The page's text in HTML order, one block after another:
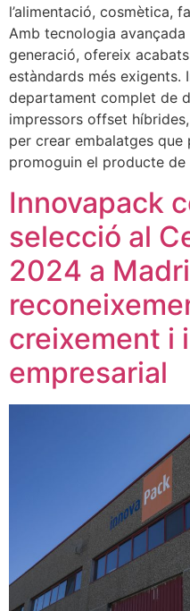
l’alimentació, cosmètica,
Amb tecnologia
generació, ofereix
estàndards més exigents.
departament complet de
impressors offset
per crear embalatges
promoguin el producte de
Innovapack
selecció al
2024 a
creixement i
empresarial